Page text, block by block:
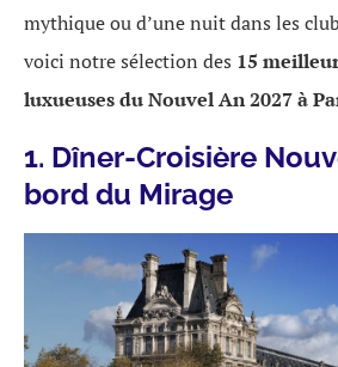
mythique ou d’une nuit dans les
voici notre sélection des 15
luxueuses du Nouvel An 2027 à
1. Dîner-Croisière
bord du Mirage